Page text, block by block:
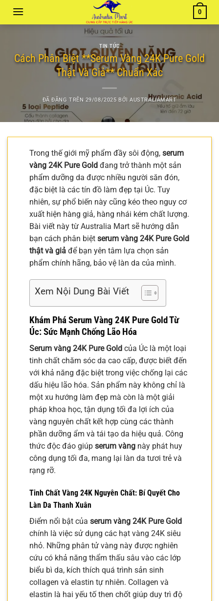
0
TIN TỨC
Cách Phân Biệt **Serum Vàng 24K Pure Gold
Thật Và Giả** Chuẩn Xác
ĐÃ ĐĂNG TRÊN 29/08/2025 BỞIAUSTRALIAMART
Trong thế giới mỹ phẩm đầy sôi động, serum
vàng 24K Pure Gold đang trở thành một sản
phẩm dưỡng da được nhiều người săn đón,
đặc biệt là các tín đồ làm đẹp tại Úc. Tuy
nhiên, sự phổ biến này cũng kéo theo nguy cơ
xuất hiện hàng giả, hàng nhái kém chất lượng.
Bài viết này từ Australia Mart sẽ hướng dẫn
bạn cách phân biệt serum vàng 24K Pure Gold
thật và giả để bạn yên tâm lựa chọn sản
phẩm chính hãng, bảo vệ làn da của mình.
Xem Nội Dung Bài Viết
Khám PháSerum Vàng 24K Pure GoldTừ
Úc: Sức Mạnh Chống Lão Hóa
Serum vàng 24K Pure Gold của Úc là một loại
tinh chất chăm sóc da cao cấp, được biết đến
với khả năng đặc biệt trong việc chống lại các
dấu hiệu lão hóa. Sản phẩm này không chỉ là
một xu hướng làm đẹp mà còn là một giải
pháp khoa học, tận dụng tối đa lợi ích của
vàng nguyên chất kết hợp cùng các thành
phần dưỡng ẩm và tái tạo da hiệu quả. Công
thức độc đáo giúp serum vàng này phát huy
công dụng tối đa, mang lại làn da tươi trẻ và
rạng rỡ.
Tinh Chất Vàng 24K Nguyên Chất: Bí Quyết Cho
Làn Da Thanh Xuân
Điểm nổi bật của serum vàng 24K Pure Gold
chính là việc sử dụng các hạt vàng 24K siêu
nhỏ. Những phân tử vàng này được nghiên
cứu có khả năng thẩm thấu sâu vào các lớp
biểu bì da, kích thích quá trình sản sinh
collagen và elastin tự nhiên. Collagen và
elastin là hai yếu tố then chốt giúp duy trì độ